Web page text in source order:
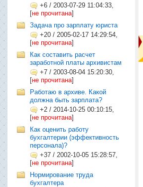
+6 / 2003-07-29 11:04:33,
[не прочитана]
Задача про зарплату юриста
+20 / 2005-02-17 14:29:54,
[не прочитана]
Как составить расчет
заработной платы архивистам
+7 / 2003-08-04 15:20:30,
[не прочитана]
Работаю в архиве. Какой
должна быть зарплата?
+2 / 2014-10-25 00:10:15,
[не прочитана]
Как оценить работу
бухгалтерии (эффективность
персонала)?
+37 / 2002-10-05 15:28:57,
[не прочитана]
Нормирование труда
бухгалтера